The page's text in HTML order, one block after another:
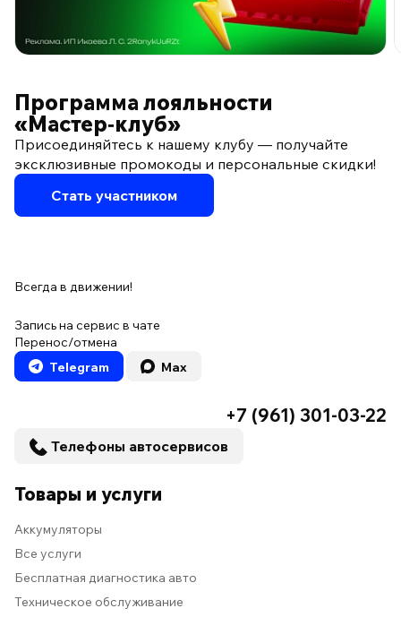
Программа лояльности
«Мастер‑клуб»
Присоединяйтесь к нашему клубу — получайте
эксклюзивные промокоды и персональные скидки!
Стать участником
Всегда в движении!
Запись на сервис в чате
Перенос/отмена
Telegram
Max
+7 (961) 301-03-22
Телефоны автосервисов
Товары и услуги
Аккумуляторы
Все услуги
Бесплатная диагностика авто
Техническое обслуживание